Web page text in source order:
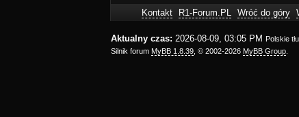
Kontakt R1-Forum.PL Wróć do góry
Aktualny czas: 2026-08-09, 03:05 PM Polskie
Silnik forum MyBB 1.8.39 , © 2002-2026 MyBB Group